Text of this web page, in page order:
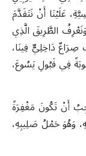
عَلَيْنَا أَنْ نَتَقَدَّمَ
الطَّرِيقَ الَّذِي
صِرَاعٌ دَاخِلِيٌّ فِينَا،
فِي قَبُولِ يَسُوعَ،
أَنْ تَكُونَ مَغْفِرَةً
وَهُوَ حَمْلُ صَلِيبِهِ،